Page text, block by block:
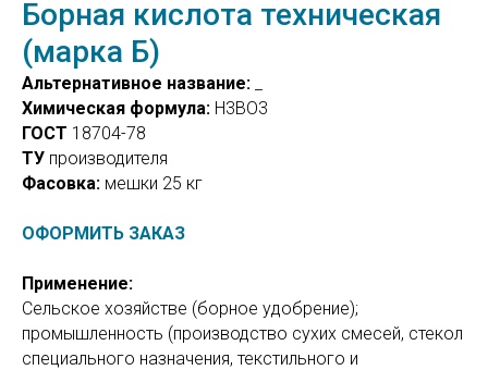
Борная кислота техническая
(марка Б)
Альтернативное название:
Химическая формула: H3BO3
ГОСТ 18704-78
ТУ производителя
Фасовка: мешки 25 кг
ОФОРМИТЬ ЗАКАЗ
Применение:
Сельское хозяйстве (борное удобрение);
промышленность (производство сухих смесей, стекол
специального назначения, текстильного и